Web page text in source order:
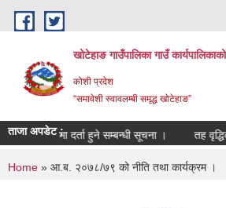
Skip to main content
खोटेहाङ गाउँपालिका गाउँ
कोशी प्रदेश
“समावेशी स्वावलम्बी समृद्ध खोटेहाङ”
ताजा अपडेट :
सूचीमा दर्ता हुने सम्बन्धी सूचना । तह वृद्धिका
You are here
Home » आ.ब. २०७८/७९ को नीति तथा कार्यक्रम ।